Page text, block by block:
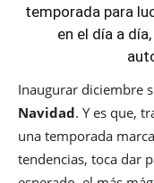
temporada para
en el día a
Inaugurar diciembre
Navidad. Y es que,
una temporada
tendencias, toca dar